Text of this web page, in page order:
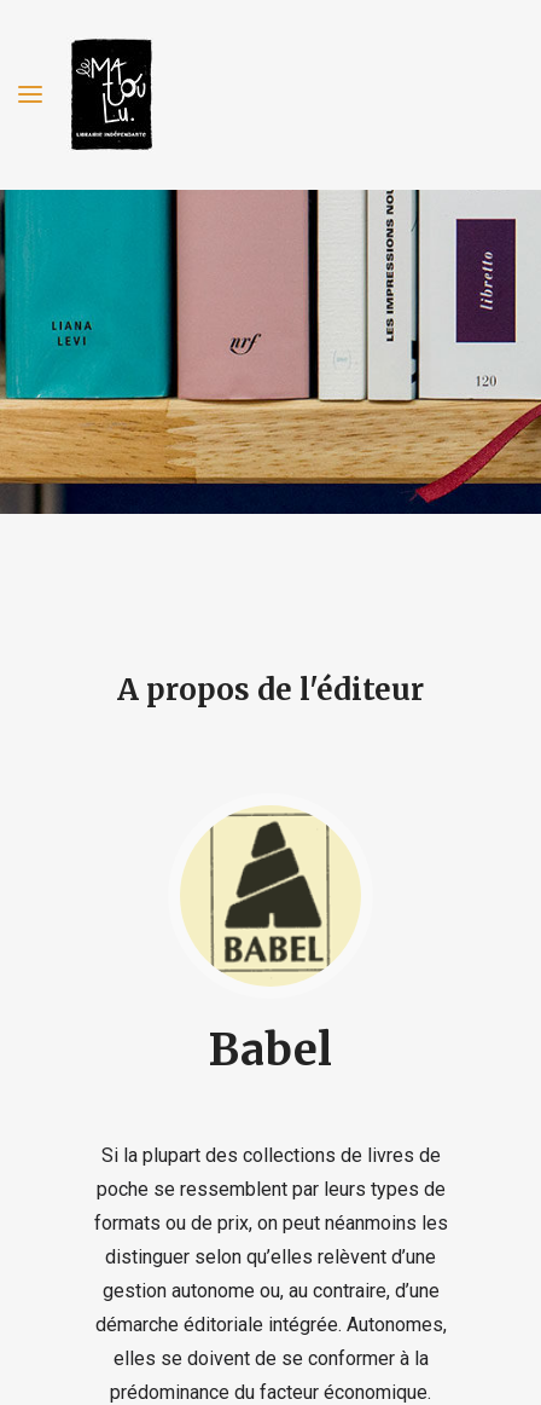
A propos de l'éditeur
Babel
Si la plupart des collections de livres de
poche se ressemblent par leurs types de
formats ou de prix, on peut néanmoins les
distinguer selon qu’elles relèvent d’une
gestion autonome ou, au contraire, d’une
démarche éditoriale intégrée. Autonomes,
elles se doivent de se conformer à la
prédominance du facteur économique.